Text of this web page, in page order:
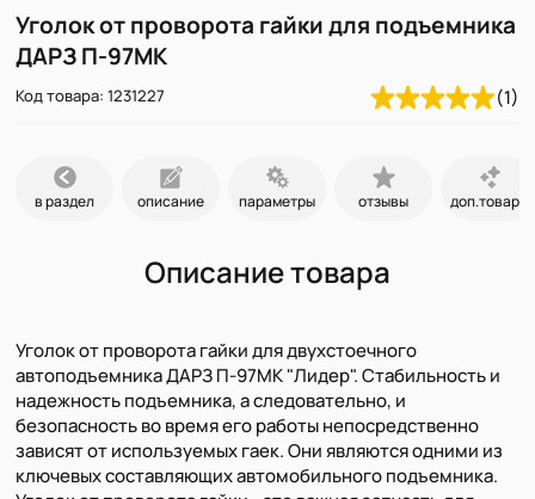
Уголок от проворота гайки для подъемника
ДАРЗ П-97МК
Код товара: 1231227 (1)
в раздел описание параметры отзывы доп.товары
Описание товара
Уголок от проворота гайки для двухстоечного
автоподъемника ДАРЗ П-97МК "Лидер". Стабильность и
надежность подъемника, а следовательно, и
безопасность во время его работы непосредственно
зависят от используемых гаек. Они являются одними из
ключевых составляющих автомобильного подъемника.